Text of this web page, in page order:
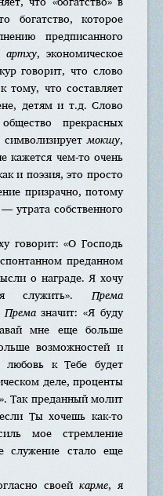
богатство, которое
предписанного
артху, экономическое
говорит, что слово
тому, что составляет
детям и т.д. Слово
прекрасных
символизируетмокшу,
кажется чем-то очень
и поэзия, это просто
призрачно, потому
утрата собственного
говорит: «О Господь
преданном
о награде. Я хочу
служить».Према
Премазначит: «Я буду
мне еще больше
возможностей и
к Тебе будет
деле, проценты
Так преданный молит
Ты хочешь как-то
мое стремление
служение стало еще
своей карме, я